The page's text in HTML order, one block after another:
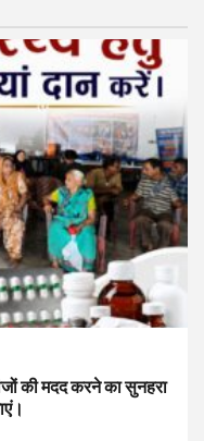
की मदद करने का सुनहरा